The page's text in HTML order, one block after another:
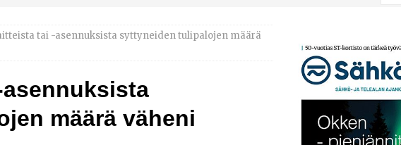
Pienet työpaikat saavat parhaat arvosanat
toimintaansa Norjaan AJANKOHTAISTA
vuosihuolto sisältää useita
tai -asennuksista syttyneiden tulipalojen määrä
määrä väheni